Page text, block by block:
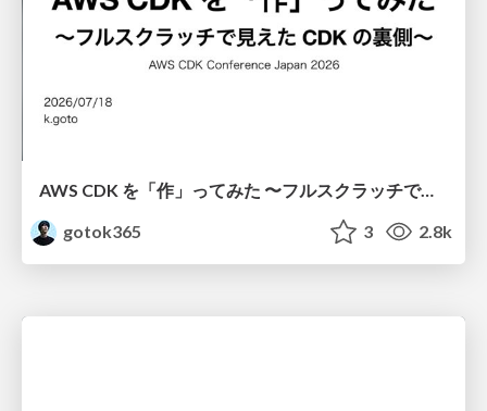
AWS CDK を「作」ってみた 〜フルスクラッチで見えた CDK の裏側〜 / aws-cdk-from-scratch
gotok365
3 2.8k